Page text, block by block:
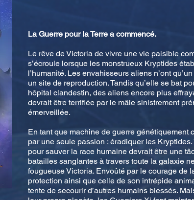
La Guerre pour la Terre a commencé.
Le rêve de Victoria de vivre une vie paisible
s’écroule lorsque les monstrueux Kryptides
l’humanité. Les envahisseurs aliens n’ont
un site de reproduction. Tandis qu’elle se bat
hôpital clandestin, des aliens encore plus
devrait être terrifiée par le mâle sinistrement
émerveillée.
En tant que machine de guerre génétiquement
par une seule passion : éradiquer les
pour sauver la race humaine devrait être une
batailles sanglantes à travers toute la galaxie
fougueuse Victoria. Envoûté par le courage de
protection ainsi que celle de son intrépide
tente de secourir d’autres humains blessés.